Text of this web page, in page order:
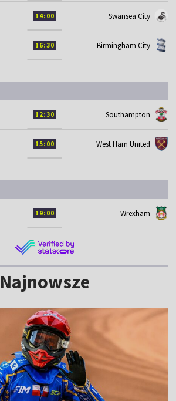
14:00 Swansea City
16:30 Birmingham City
12:30 Southampton
15:00 West Ham United
19:00 Wrexham
Najnowsze